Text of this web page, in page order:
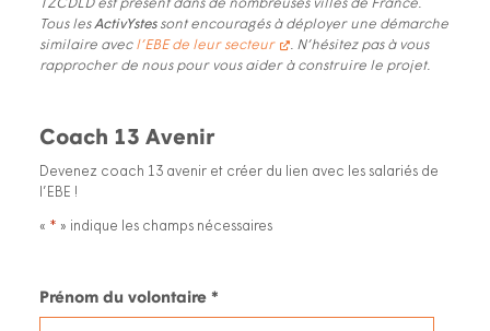
TZCDLD est présent dans de nombreuses villes de France.
Tous les ActivYstessont encouragés à déployer une démarche
similaire avec l’EBE de leur secteur
N’hésitez pas à vous
rapprocher de nous pour vous aider à construire le projet.
Coach 13 Avenir
Devenez coach 13 avenir et créer du lien avec les salariés de
l’EBE !
« * » indique les champs nécessaires
du
Prénom du volontaire *